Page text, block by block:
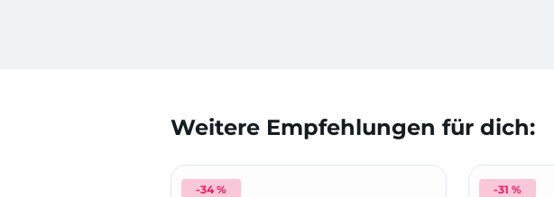
Weitere Empfehlungen für dich:
-34 % -31 %